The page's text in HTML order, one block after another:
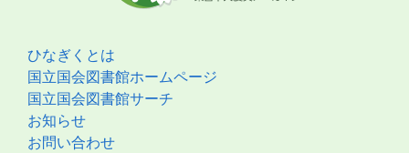
ひなぎくとは
国立国会図書館ホームページ
国立国会図書館サーチ
お知らせ
お問い合わせ